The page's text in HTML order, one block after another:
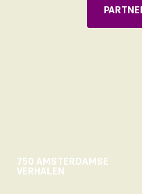
750 AMSTERDAMSE
VERHALEN